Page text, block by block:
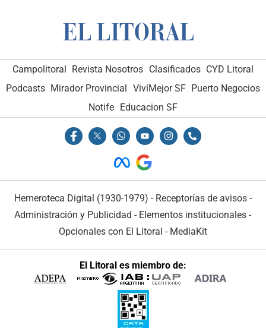
Campolitoral Revista Nosotros Clasificados CYD Litoral
Podcasts Mirador Provincial VivíMejor SF Puerto Negocios
Notife Educacion SF
Hemeroteca Digital (1930-1979) - Receptorías de avisos -
Administración y Publicidad - Elementos institucionales -
Opcionales con El Litoral - MediaKit
El Litoral es miembro de: